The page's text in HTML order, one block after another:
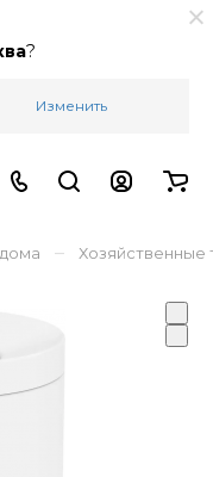
?
Изменить
– Хозяйственные